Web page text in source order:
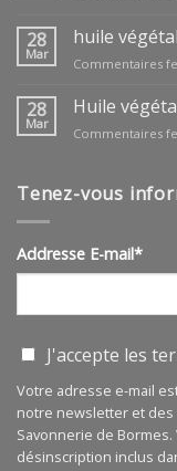
28
Mar
huile
Commentaires
28
Mar
Huile
Commentaires
Tenez-vous
Addresse E-mail*
J'accepte les
Votre adresse e-mail
notre newsletter et
Savonnerie de
désinscription inclus